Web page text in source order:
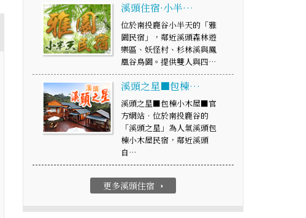
溪頭住宿·小半…
位於南投鹿谷小半天的「雅
園民宿」，鄰近溪頭森林遊
樂區、妖怪村、杉林溪與鳳
凰谷鳥園。提供雙人與四…
溪頭之星■包棟…
溪頭之星■包棟小木屋■官
方網站‧位於南投鹿谷的
「溪頭之星」為人氣溪頭包
棟小木屋民宿，鄰近溪頭
自…
更多溪頭住宿 arrow_right